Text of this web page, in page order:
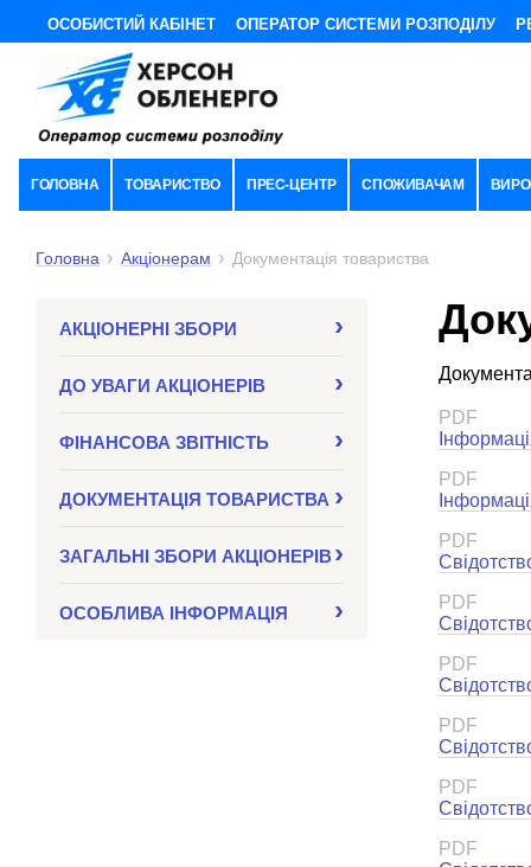
ОСОБИСТИЙ КАБІНЕТ ОПЕРАТОР СИСТЕМИ РОЗПОДІЛУ
ГОЛОВНА ТОВАРИСТВО ПРЕС-ЦЕНТР СПОЖИВАЧАМ
Головна Акціонерам Документація товариства
АКЦІОНЕРНІ ЗБОРИ
ДО УВАГИ АКЦІОНЕРІВ
ФІНАНСОВА ЗВІТНІСТЬ
ДОКУМЕНТАЦІЯ ТОВАРИСТВА
ЗАГАЛЬНІ ЗБОРИ АКЦІОНЕРІВ
ОСОБЛИВА ІНФОРМАЦІЯ
PDF
PDF
PDF
PDF
PDF
PDF
PDF
PDF